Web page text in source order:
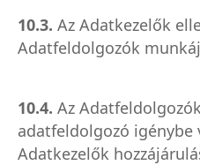
10.3. Az Adatkezelők
Adatfeldolgozók
10.4. Az
adatfeldolgozó igénybe
Adatkezelők